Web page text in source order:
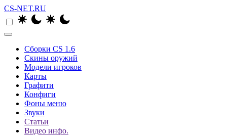
CS-NET.RU
Сборки CS 1.6
Скины оружий
Модели игроков
Карты
Графити
Конфиги
Фоны меню
Звуки
Статьи
Видео инфо.